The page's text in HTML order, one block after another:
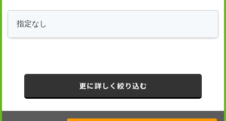
更に詳しく絞り込む